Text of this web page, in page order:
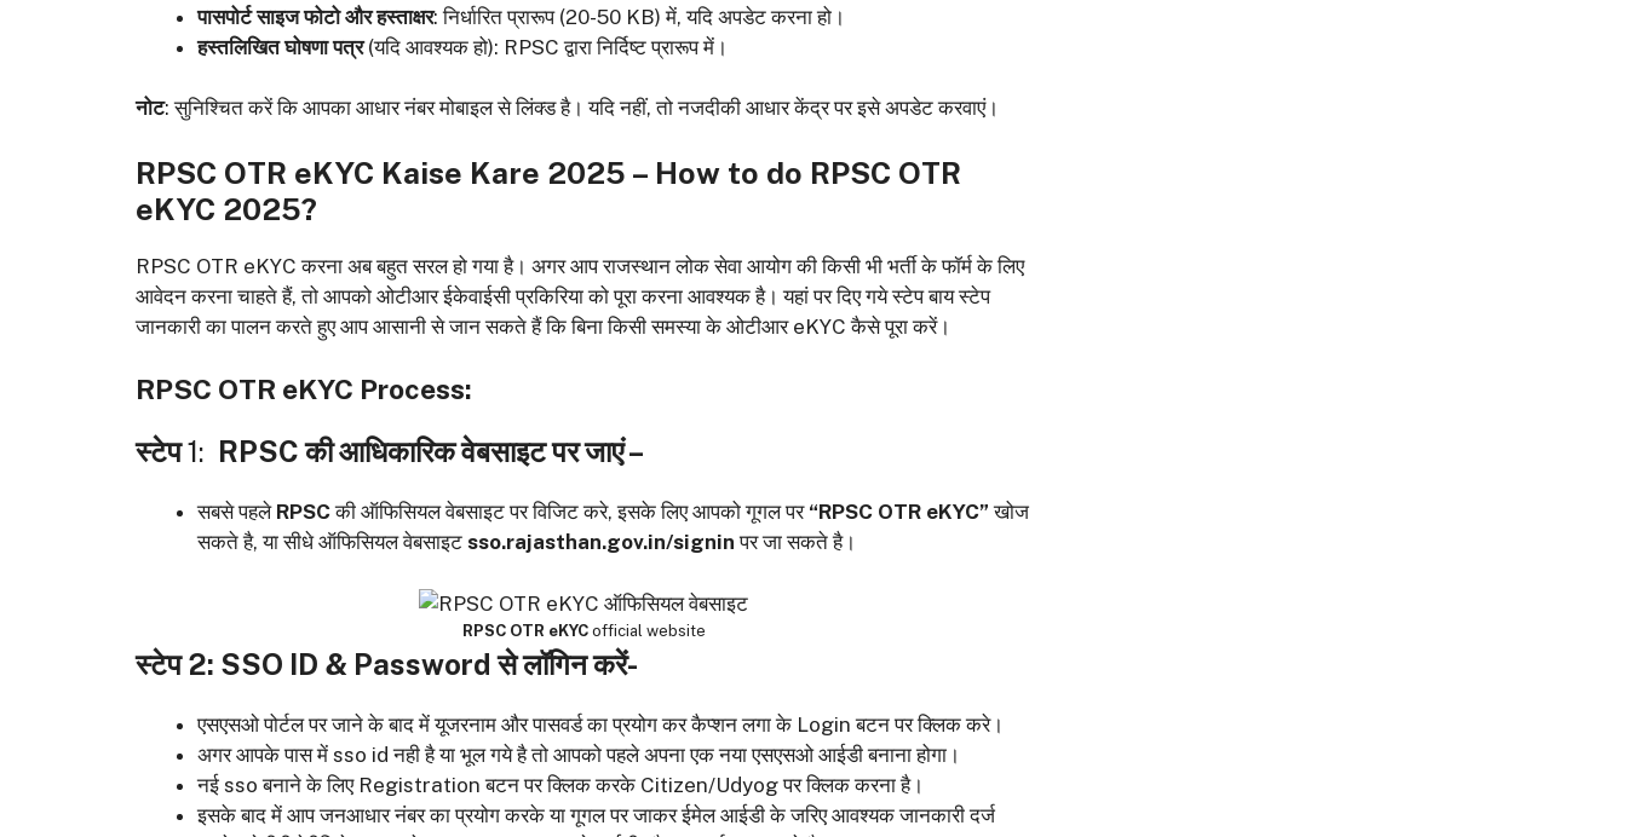
पासपोर्ट साइज फोटो और हस्ताक्षर: निर्धारित प्रारूप (20-50 KB) में, यदि अपडेट करना हो।
हस्तलिखित घोषणा पत्र(यदि आवश्यक हो): RPSC द्वारा निर्दिष्ट प्रारूप में।
नोट: सुनिश्चित करें कि आपका आधार नंबर मोबाइल से लिंक्ड है। यदि नहीं, तो नजदीकी आधार केंद्र पर इसे अपडेट करवाएं।
RPSC OTR eKYC Kaise Kare 2025 – How to do RPSC OTR
eKYC 2025?
RPSC OTR eKYC करना अब बहुत सरल हो गया है। अगर आप राजस्थान लोक सेवा आयोग की किसी भी भर्ती के फॉर्म के लिए
आवेदन करना चाहते हैं, तो आपको ओटीआर ईकेवाईसी प्रकिरिया को पूरा करना आवश्यक है। यहां पर दिए गये स्टेप बाय स्टेप
जानकारी का पालन करते हुए आप आसानी से जान सकते हैं कि बिना किसी समस्या के ओटीआर eKYC कैसे पूरा करें।
RPSC OTR eKYC Process:
स्टेप1: RPSC की आधिकारिक वेबसाइट पर जाएं –
सबसे पहले RPSCकी ऑफिसियल वेबसाइट पर विजिट करे, इसके लिए आपको गूगल पर “RPSC OTR eKYC”खोज
सकते है, या सीधे ऑफिसियल वेबसाइट sso.rajasthan.gov.in/signin पर जा सकते है।
RPSC OTR eKYCofficial website
स्टेप 2: SSO ID & Password से लॉगिन करें-
एसएसओ पोर्टल पर जाने के बाद में यूजरनाम और पासवर्ड का प्रयोग कर कैप्शन लगा के Login बटन पर क्लिक करे।
अगर आपके पास में sso id नही है या भूल गये है तो आपको पहले अपना एक नया एसएसओ आईडी बनाना होगा।
नई sso बनाने के लिए Registration बटन पर क्लिक करके Citizen/Udyog पर क्लिक करना है।
इसके बाद में आप जनआधार नंबर का प्रयोग करके या गूगल पर जाकर ईमेल आईडी के जरिए आवश्यक जानकारी दर्ज